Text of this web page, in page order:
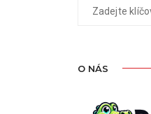
O NÁS